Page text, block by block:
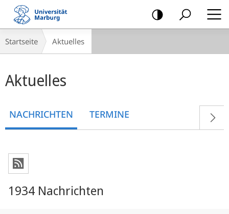
Mobile-
Navigation
Breadcrumb-
Navigation
Startseite Aktuelles
Aktuelles
NACHRICHTEN TERMINE
1934 Nachrichten